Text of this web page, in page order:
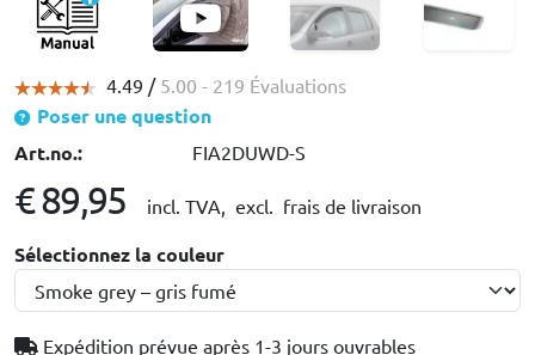
4.49 / 5.00 - 219 Évaluations
Poser une question
Art.no.:
FIA2DUWD-S
€ 89,95 incl. TVA, excl. frais de livraison
Sélectionnez la couleur
Expédition prévue après 1-3 jours ouvrables